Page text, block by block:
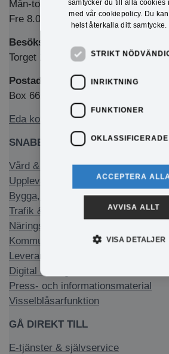
Mån-tors 8.00-12.00 & 13.00-16.00
Fre 8.00-12.00 & 13.00-15.00
Besöksadress
Torget 1, 673 32 Charlottenberg
Postadress
Box 66, 673 22 Charlottenberg
Eda kommun på Facebook
SNABBLÄNKAR
Vård & stöd
Uppleva & göra
Bygga, bo & miljö
Trafik & infrastruktur
Näringsliv & arbete
Kommun & politik
Leverantörsfakturor
Digital anslagstavla
Press- och informationsmaterial
Visselblåsarfunktion
GÅ DIREKT TILL
E-tjänster & självservice
samtycker du till alla cookies
med vår cookiepolicy. Du
helst återkalla ditt samtycke.
STRIKT
INRIKTNING
FUNKTIONER
OKLASSIFICERADE
ACCEPTERA
AVVISA ALLT
VISA DETALJER